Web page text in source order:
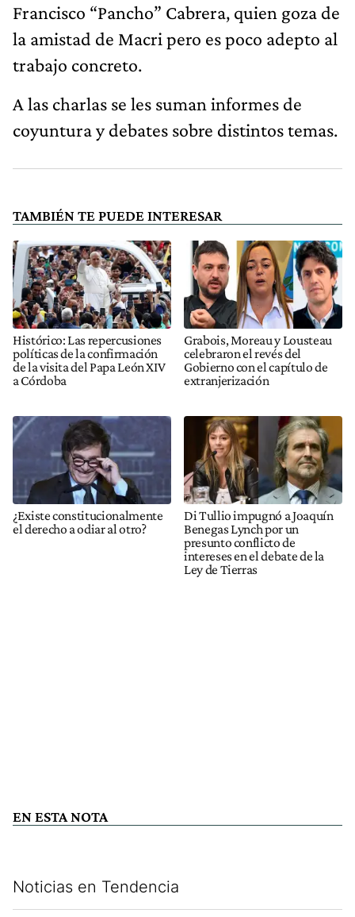
Francisco “Pancho” Cabrera, quien goza de
la amistad de Macri pero es poco adepto al
trabajo concreto.
A las charlas se les suman informes de
coyuntura y debates sobre distintos temas.
TAMBIÉN TE PUEDE INTERESAR
Histórico: Las repercusiones
políticas de la confirmación
de la visita del Papa León XIV
a Córdoba
Grabois, Moreau y Lousteau
celebraron el revés del
Gobierno con el capítulo de
extranjerización
¿Existe constitucionalmente
el derecho a odiar al otro?
Di Tullio impugnó a Joaquín
Benegas Lynch por un
presunto conflicto de
intereses en el debate de la
Ley de Tierras
EN ESTA NOTA
Noticias en Tendencia